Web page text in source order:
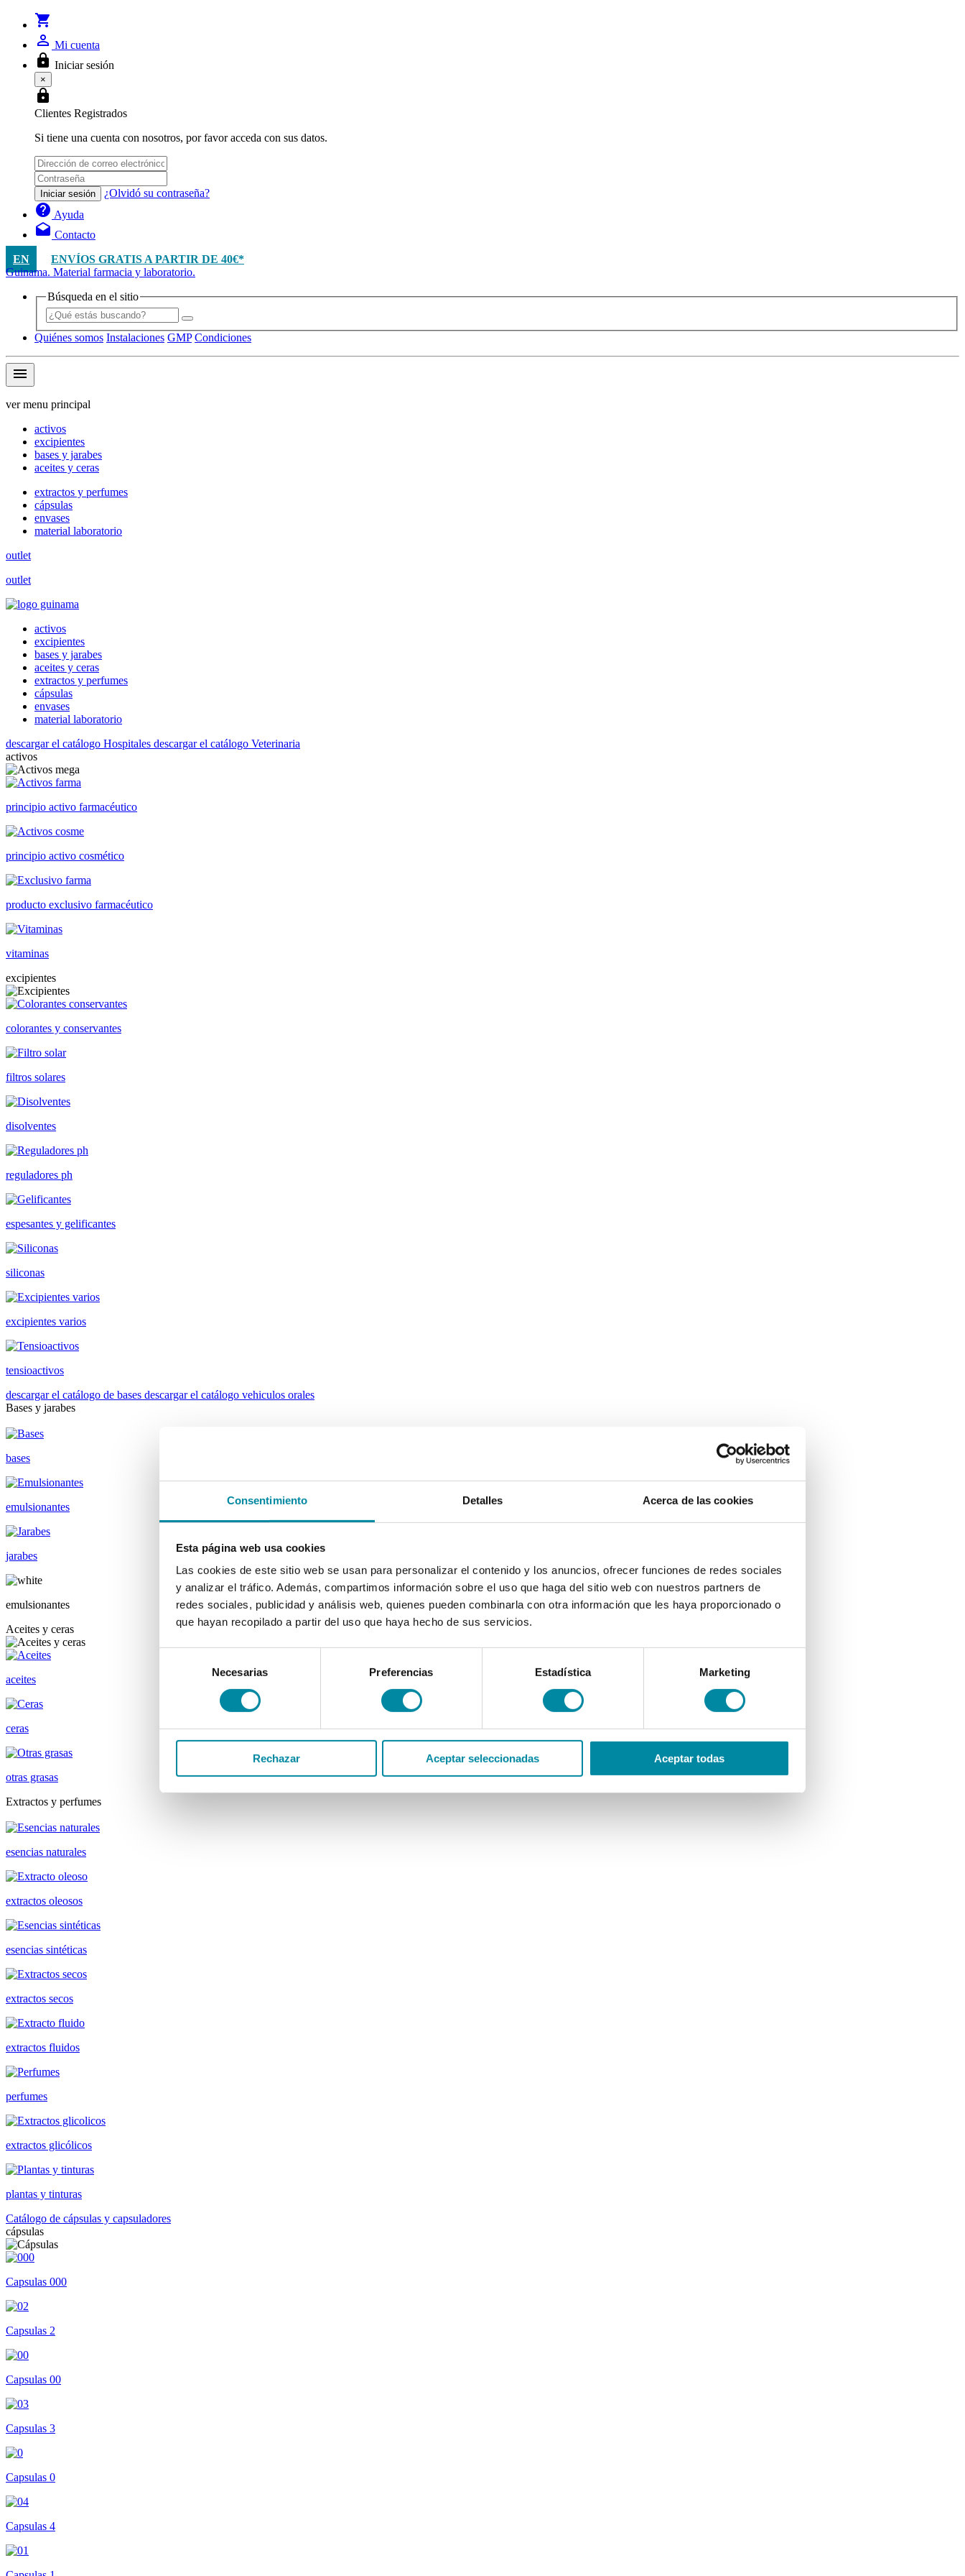
Consentimiento Detalles Acerca de las cookies
Esta página web usa cookies
Las cookies de este sitio web se usan para personalizar el contenido y los anuncios, ofrecer funciones de redes sociales
y analizar el tráfico. Además, compartimos información sobre el uso que haga del sitio web con nuestros partners de
redes sociales, publicidad y análisis web, quienes pueden combinarla con otra información que les haya proporcionado o
que hayan recopilado a partir del uso que haya hecho de sus servicios.
consentimiento
Necesarias Preferencias Estadística Marketing
Rechazar Aceptar seleccionadas Aceptar todas
shopping_cart
person_outline Mi cuenta
lock Iniciar sesión
×
lock
Clientes Registrados
Si tiene una cuenta con nosotros, por favor acceda con sus datos.
Iniciar sesión ¿Olvidó su contraseña?
help Ayuda
drafts Contacto
EN
ENVÍOS GRATIS A PARTIR DE 40€*
Guinama. Material farmacia y laboratorio.
Búsqueda en el sitio
Quiénes somos Instalaciones GMP Condiciones
menu
ver menu principal
activos
excipientes
bases y jarabes
aceites y ceras
extractos y perfumes
cápsulas
envases
material laboratorio
outlet
outlet
activos
excipientes
bases y jarabes
aceites y ceras
extractos y perfumes
cápsulas
envases
material laboratorio
descargar el catálogo Hospitales descargar el catálogo Veterinaria
activos
principio activo farmacéutico
principio activo cosmético
producto exclusivo farmacéutico
vitaminas
excipientes
colorantes y conservantes
filtros solares
disolventes
reguladores ph
espesantes y gelificantes
siliconas
excipientes varios
tensioactivos
descargar el catálogo de bases descargar el catálogo vehiculos orales
Bases y jarabes
bases
emulsionantes
jarabes
emulsionantes
Aceites y ceras
aceites
ceras
otras grasas
Extractos y perfumes
esencias naturales
extractos oleosos
esencias sintéticas
extractos secos
extractos fluidos
perfumes
extractos glicólicos
plantas y tinturas
Catálogo de cápsulas y capsuladores
cápsulas
Capsulas 000
Capsulas 2
Capsulas 00
Capsulas 3
Capsulas 0
Capsulas 4